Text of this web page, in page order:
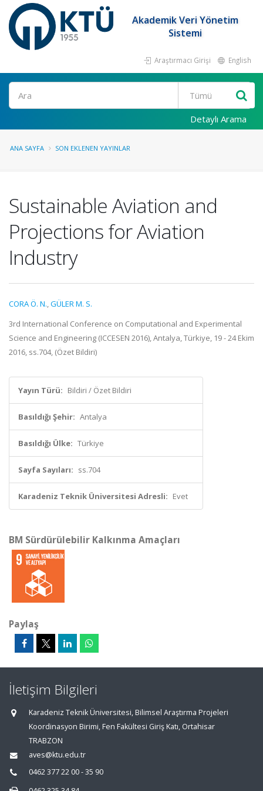
Akademik Veri Yönetim
Sistemi
Araştırmacı Girişi English
Ara
Detaylı Arama
ANA SAYFA SON EKLENEN YAYINLAR
Sustainable Aviation and
Projections for Aviation
Industry
CORA Ö. N.,GÜLER M. S.
3rd International Conference on Computational and Experimental
Science and Engineering (ICCESEN 2016), Antalya, Türkiye, 19 - 24 Ekim
2016, ss.704, (Özet Bildiri)
Yayın Türü: Bildiri / Özet Bildiri
Basıldığı Şehir: Antalya
Basıldığı Ülke: Türkiye
Sayfa Sayıları: ss.704
Karadeniz Teknik Üniversitesi Adresli: Evet
BM Sürdürülebilir Kalkınma Amaçları
Paylaş
İletişim Bilgileri
Karadeniz Teknik Üniversitesi, Bilimsel Araştırma Projeleri
Koordinasyon Birimi, Fen Fakültesi Giriş Katı, Ortahisar
TRABZON
aves@ktu.edu.tr
0462 377 22 00 - 35 90